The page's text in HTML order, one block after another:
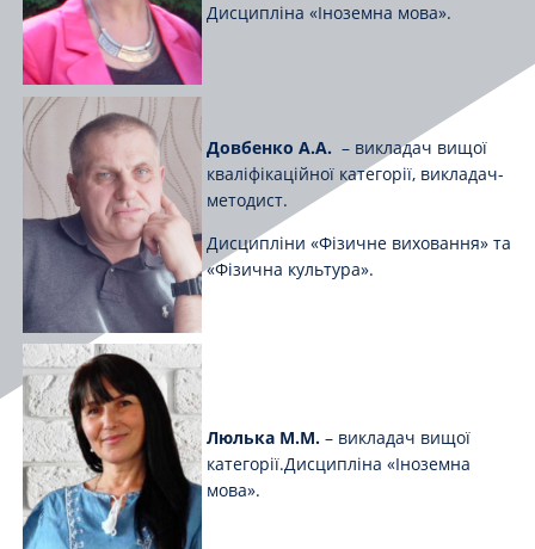
Дисципліна «Іноземна мова».
Довбенко А.А. – викладач вищої
кваліфікаційної категорії, викладач-
методист.
Дисципліни «Фізичне виховання» та
«Фізична культура».
Люлька М.М. – викладач вищої
категорії.Дисципліна «Іноземна
мова».